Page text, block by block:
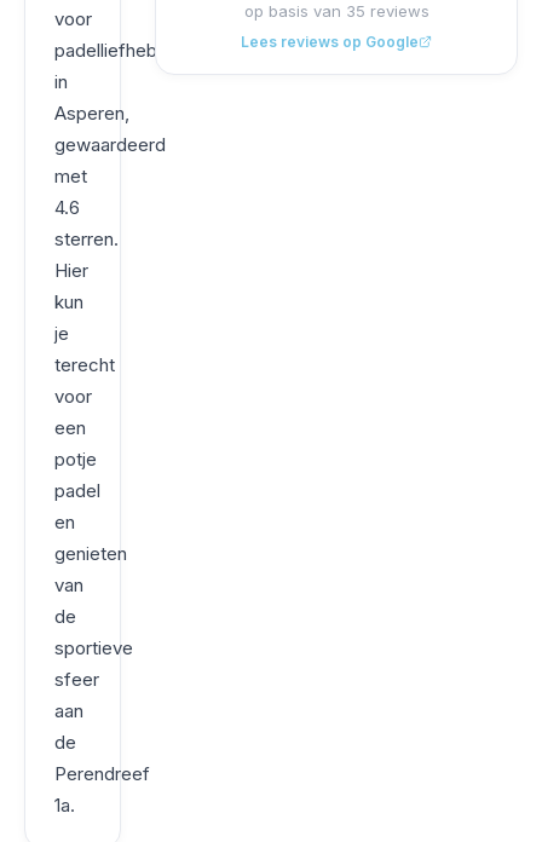
voor
padelliefhebbers
in
Asperen,
gewaardeerd
met
4.6
sterren.
Hier
kun
je
terecht
voor
een
potje
padel
en
genieten
van
de
sportieve
sfeer
aan
de
Perendreef
1a.
op basis van 35 reviews
Lees reviews op Google